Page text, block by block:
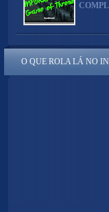
O QUE ROLA LÁ NO